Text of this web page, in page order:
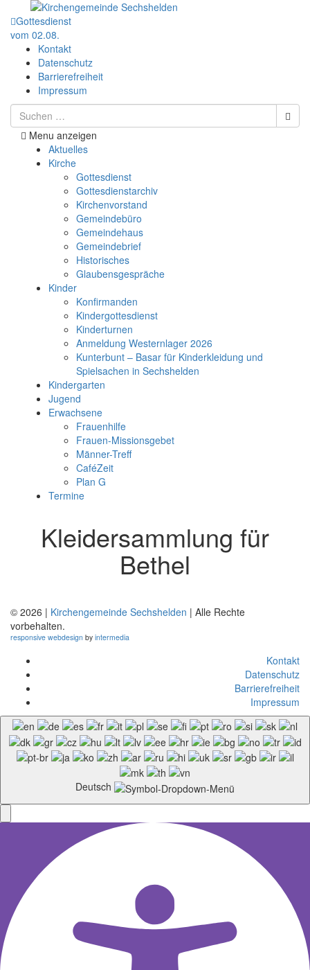
Gottesdienst
vom 02.08.
Kontakt
Datenschutz
Barrierefreiheit
Impressum
Menu anzeigen
Aktuelles
Kirche
Gottesdienst
Gottesdienstarchiv
Kirchenvorstand
Gemeindebüro
Gemeindehaus
Gemeindebrief
Historisches
Glaubensgespräche
Kinder
Konfirmanden
Kindergottesdienst
Kinderturnen
Anmeldung Westernlager 2026
Kunterbunt – Basar für Kinderkleidung und
Spielsachen in Sechshelden
Kindergarten
Jugend
Erwachsene
Frauenhilfe
Frauen-Missionsgebet
Männer-Treff
CaféZeit
Plan G
Termine
Kleidersammlung für
Bethel
© 2026 | Kirchengemeinde Sechshelden | Alle Rechte
vorbehalten.
responsive webdesign by intermedia
Kontakt
Datenschutz
Barrierefreiheit
Impressum
Deutsch